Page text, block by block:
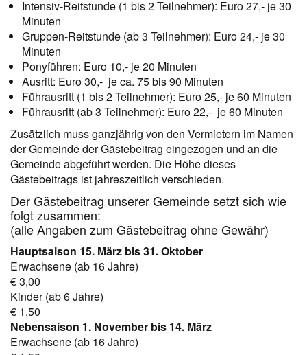
Intensiv-Reitstunde (1 bis 2 Teilnehmer): Euro 27,- je 30
Minuten
Gruppen-Reitstunde (ab 3 Teilnehmer): Euro 24,- je 30
Minuten
Ponyführen: Euro 10,- je 20 Minuten
Ausritt: Euro 30,- je ca. 75 bis 90 Minuten
Führausritt (1 bis 2 Teilnehmer): Euro 25,- je 60 Minuten
Führausritt (ab 3 Teilnehmer): Euro 22,- je 60 Minuten
Zusätzlich muss ganzjährig von den Vermietern im Namen
der Gemeinde der Gästebeitrag eingezogen und an die
Gemeinde abgeführt werden. Die Höhe dieses
Gästebeitrags ist jahreszeitlich verschieden.
Der Gästebeitrag unserer Gemeinde setzt sich wie
folgt zusammen:
(alle Angaben zum Gästebeitrag ohne Gewähr)
Hauptsaison 15. März bis 31. Oktober
Erwachsene (ab 16 Jahre)
€ 3,00
Kinder (ab 6 Jahre)
€ 1,50
Nebensaison 1. November bis 14. März
Erwachsene (ab 16 Jahre)